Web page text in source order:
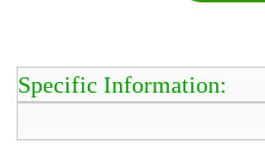
Specific Information: